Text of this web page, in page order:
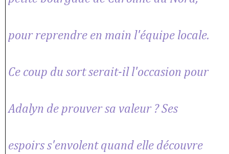
pour reprendre en main l'équipe locale.
Ce coup du sort serait-il l'occasion pour
Adalyn de prouver sa valeur ? Ses
espoirs s'envolent quand elle découvre